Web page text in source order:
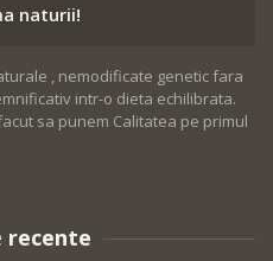
naturii!
, nemodificate genetic fara
intr-o dieta echilibrata.
sa punem Calitatea pe primul
recente